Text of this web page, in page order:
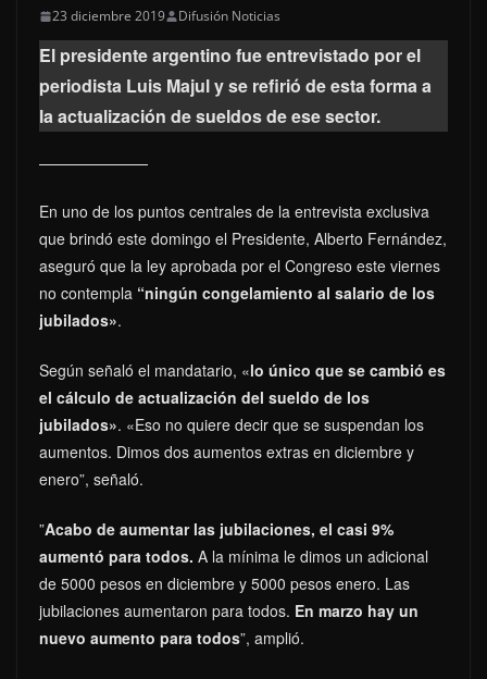
23 diciembre 2019 Difusión Noticias
El presidente argentino fue entrevistado por el
periodista Luis Majul y se refirió de esta forma a
la actualización de sueldos de ese sector.
En uno de los puntos centrales de la entrevista exclusiva
que brindó este domingo el Presidente, Alberto Fernández,
aseguró que la ley aprobada por el Congreso este viernes
no contempla “ningún congelamiento al salario de los
jubilados».
Según señaló el mandatario, «lo único que se cambió es
el cálculo de actualización del sueldo de los
jubilados». «Eso no quiere decir que se suspendan los
aumentos. Dimos dos aumentos extras en diciembre y
enero”, señaló.
”Acabo de aumentar las jubilaciones, el casi 9%
aumentó para todos. A la mínima le dimos un adicional
de 5000 pesos en diciembre y 5000 pesos enero. Las
jubilaciones aumentaron para todos. En marzo hay un
nuevo aumento para todos”, amplió.